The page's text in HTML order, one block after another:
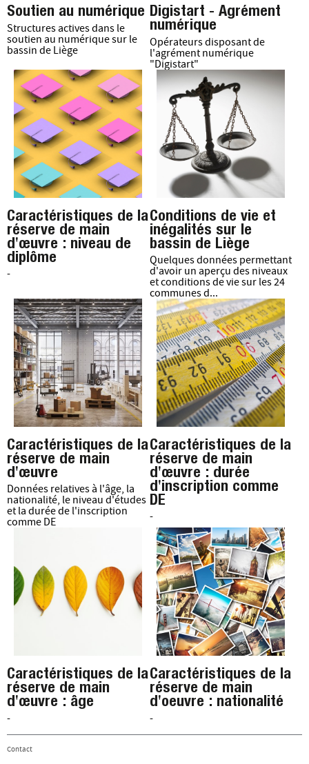
Soutien au numérique
Structures actives dans le
soutien au numérique sur le
bassin de Liège
Digistart - Agrément
numérique
Opérateurs disposant de
l'agrément numérique
"Digistart"
Caractéristiques de la
réserve de main
d'œuvre : niveau de
diplôme
-
Conditions de vie et
inégalités sur le
bassin de Liège
Quelques données permettant
d'avoir un aperçu des niveaux
et conditions de vie sur les 24
communes d...
Caractéristiques de la
réserve de main
d'œuvre
Données relatives à l'âge, la
nationalité, le niveau d'études
et la durée de l'inscription
comme DE
Caractéristiques de la
réserve de main
d'œuvre : durée
d'inscription comme
DE
-
Caractéristiques de la
réserve de main
d'œuvre : âge
-
Caractéristiques de la
réserve de main
d'oeuvre : nationalité
-
Contact